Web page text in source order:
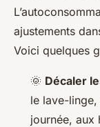
ajustements
Voici quelques
🌞 Décaler
le lave-
journée, aux